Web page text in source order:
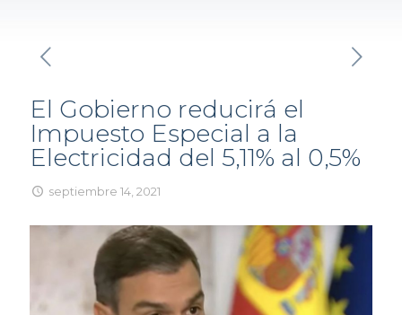
El Gobierno reducirá el
Impuesto Especial a la
Electricidad del 5,11% al 0,5%
septiembre 14, 2021